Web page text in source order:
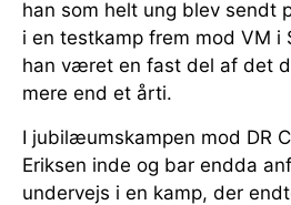
han som helt ung blev sendt
i en testkamp frem mod VM i
han været en fast del af det
mere end et årti.
I jubilæumskampen mod DR
Eriksen inde og bar endda
undervejs i en kamp, der